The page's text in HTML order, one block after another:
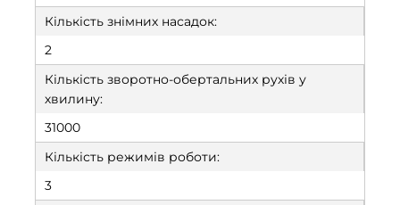
Кількість знімних насадок:
2
Кількість зворотно-обертальних рухів у
хвилину:
31000
Кількість режимів роботи:
3